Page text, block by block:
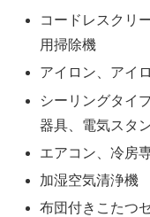
コードレスクリ
用掃除機
アイロン、アイ
シーリングタイ
器具、電気スタ
エアコン、冷房
加湿空気清浄機
布団付きこたつ